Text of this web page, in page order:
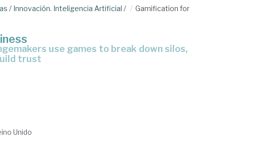
/ Innovación. Inteligencia Artificial /
Gamification for
trust
Unido